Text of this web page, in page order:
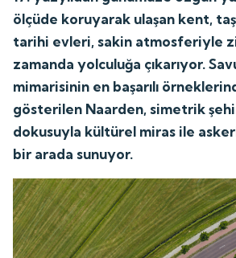
ölçüde koruyarak ulaşan kent,
tarihi evleri, sakin atmosferiyle
zamanda yolculuğa çıkarıyor.
mimarisinin en başarılı
gösterilen Naarden, simetrik
dokusuyla kültürel miras ile
bir arada sunuyor.